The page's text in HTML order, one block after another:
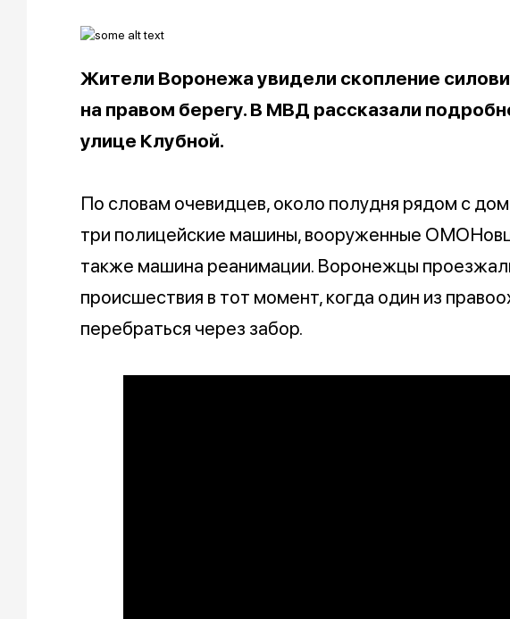
Жители Воронежа увидели скопление
на правом берегу. В МВД рассказали
улице Клубной.
По словам очевидцев, около полудня рядом с
три полицейские машины, вооруженные
также машина реанимации. Воронежцы
происшествия в тот момент, когда один из
перебраться через забор.